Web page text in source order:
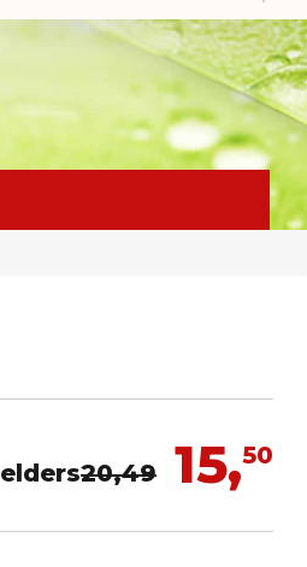
15,50
elders20,49